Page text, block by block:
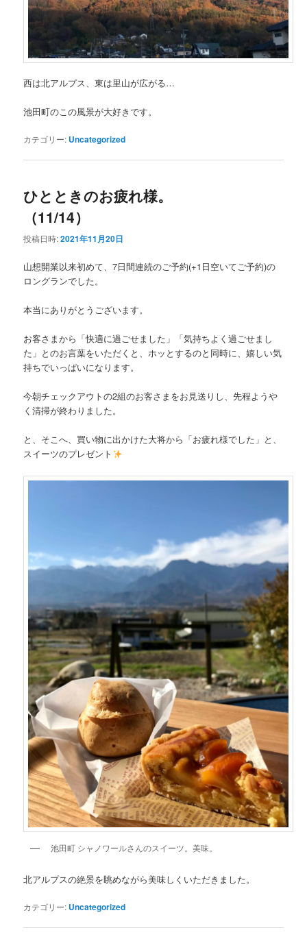
西は北アルプス、東は里山が広がる…
池田町のこの風景が大好きです。
カテゴリー: Uncategorized
ひとときのお疲れ様。
（11/14）
投稿日時:2021年11月20日
山想開業以来初めて、7日間連続のご予約(+1日空いてご予約)の
ロングランでした。
本当にありがとうございます。
お客さまから「快適に過ごせました」「気持ちよく過ごせまし
た」とのお言葉をいただくと、ホッとするのと同時に、嬉しい気
持ちでいっぱいになります。
今朝チェックアウトの2組のお客さまをお見送りし、先程ようや
く清掃が終わりました。
と、そこへ、買い物に出かけた大将から「お疲れ様でした」と、
スイーツのプレゼント
池田町 シャノワールさんのスイーツ。美味。
北アルプスの絶景を眺めながら美味しくいただきました。
カテゴリー: Uncategorized